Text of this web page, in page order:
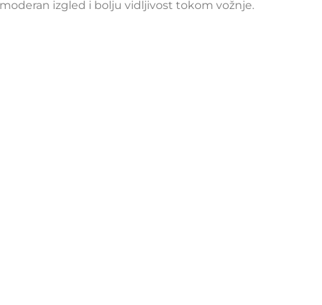
izgled i bolju vidljivost tokom vožnje.